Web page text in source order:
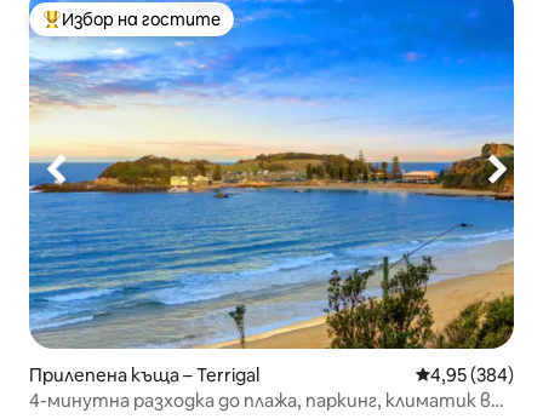
Най-популярен избор на гостите
Избор на гостите
Прилепена къща – Terrigal Средна
4,95 (384)
4-минутна разходка до плажа, паркинг, климатик в